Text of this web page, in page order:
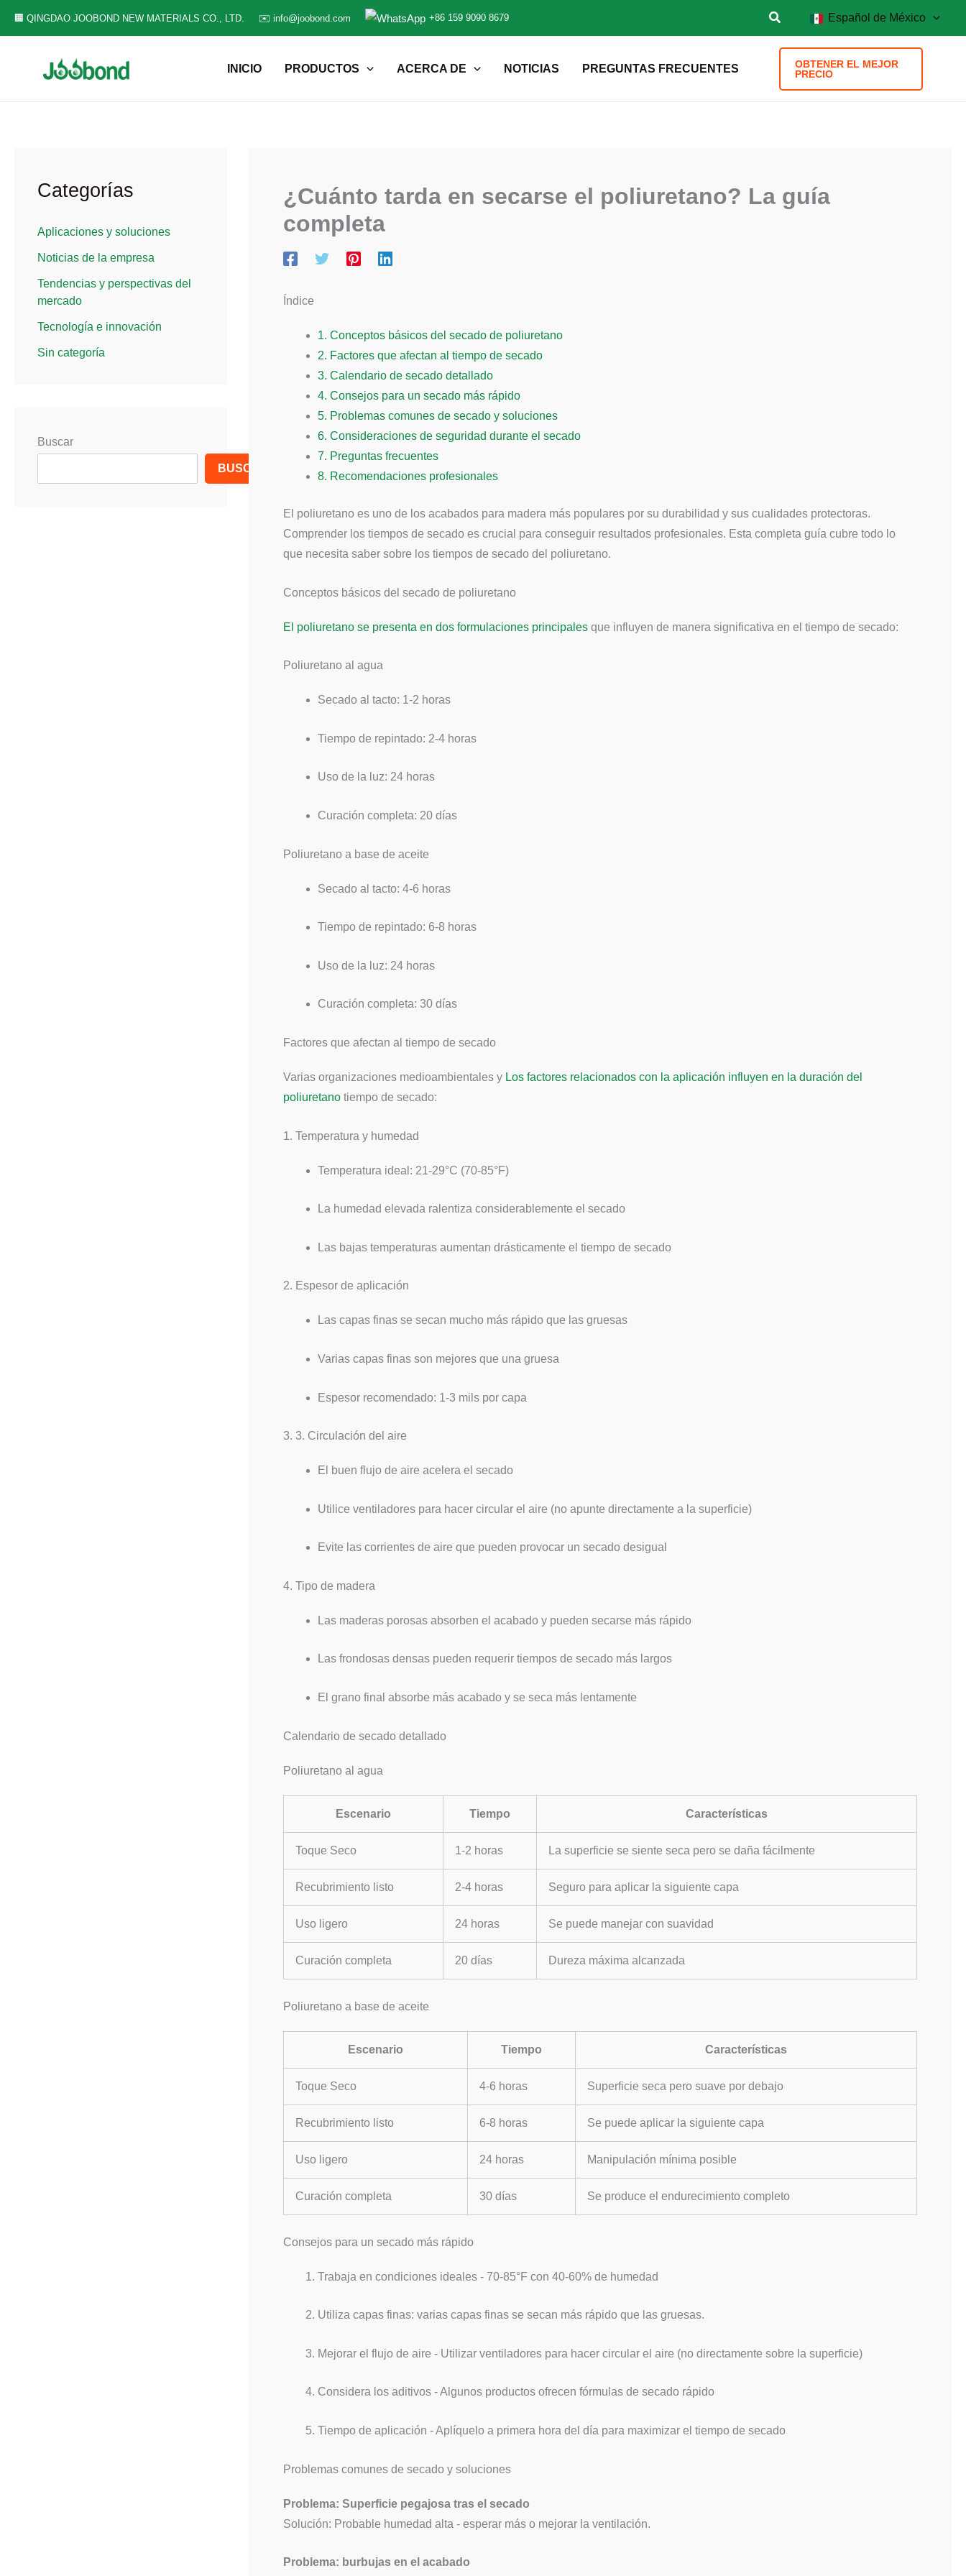
🏢 QINGDAO JOOBOND NEW MATERIALS CO., LTD. ✉️ info@joobond.com +86 159 9090 8679 Español de México
INICIO PRODUCTOS ACERCA DE NOTICIAS PREGUNTAS FRECUENTES
OBTENER EL MEJOR
PRECIO
Categorías
Aplicaciones y soluciones
Noticias de la empresa
Tendencias y perspectivas del
mercado
Tecnología e innovación
Sin categoría
Buscar
BUSCAR
¿Cuánto tarda en secarse el poliuretano? La guía
completa
Índice
1. Conceptos básicos del secado de poliuretano
2. Factores que afectan al tiempo de secado
3. Calendario de secado detallado
4. Consejos para un secado más rápido
5. Problemas comunes de secado y soluciones
6. Consideraciones de seguridad durante el secado
7. Preguntas frecuentes
8. Recomendaciones profesionales
El poliuretano es uno de los acabados para madera más populares por su durabilidad y sus cualidades protectoras.
Comprender los tiempos de secado es crucial para conseguir resultados profesionales. Esta completa guía cubre todo lo
que necesita saber sobre los tiempos de secado del poliuretano.
Conceptos básicos del secado de poliuretano
El poliuretano se presenta en dos formulaciones principales que influyen de manera significativa en el tiempo de secado:
Poliuretano al agua
Secado al tacto: 1-2 horas
Tiempo de repintado: 2-4 horas
Uso de la luz: 24 horas
Curación completa: 20 días
Poliuretano a base de aceite
Secado al tacto: 4-6 horas
Tiempo de repintado: 6-8 horas
Uso de la luz: 24 horas
Curación completa: 30 días
Factores que afectan al tiempo de secado
Varias organizaciones medioambientales y Los factores relacionados con la aplicación influyen en la duración del
poliuretano tiempo de secado:
1. Temperatura y humedad
Temperatura ideal: 21-29°C (70-85°F)
La humedad elevada ralentiza considerablemente el secado
Las bajas temperaturas aumentan drásticamente el tiempo de secado
2. Espesor de aplicación
Las capas finas se secan mucho más rápido que las gruesas
Varias capas finas son mejores que una gruesa
Espesor recomendado: 1-3 mils por capa
3. 3. Circulación del aire
El buen flujo de aire acelera el secado
Utilice ventiladores para hacer circular el aire (no apunte directamente a la superficie)
Evite las corrientes de aire que pueden provocar un secado desigual
4. Tipo de madera
Las maderas porosas absorben el acabado y pueden secarse más rápido
Las frondosas densas pueden requerir tiempos de secado más largos
El grano final absorbe más acabado y se seca más lentamente
Calendario de secado detallado
Poliuretano al agua
Escenario Tiempo Características
Toque Seco 1-2 horas La superficie se siente seca pero se daña fácilmente
Recubrimiento listo 2-4 horas Seguro para aplicar la siguiente capa
Uso ligero 24 horas Se puede manejar con suavidad
Curación completa 20 días Dureza máxima alcanzada
Poliuretano a base de aceite
Escenario Tiempo Características
Toque Seco 4-6 horas Superficie seca pero suave por debajo
Recubrimiento listo 6-8 horas Se puede aplicar la siguiente capa
Uso ligero 24 horas Manipulación mínima posible
Curación completa 30 días Se produce el endurecimiento completo
Consejos para un secado más rápido
Trabaja en condiciones ideales - 70-85°F con 40-60% de humedad
Utiliza capas finas: varias capas finas se secan más rápido que las gruesas.
Mejorar el flujo de aire - Utilizar ventiladores para hacer circular el aire (no directamente sobre la superficie)
Considera los aditivos - Algunos productos ofrecen fórmulas de secado rápido
Tiempo de aplicación - Aplíquelo a primera hora del día para maximizar el tiempo de secado
Problemas comunes de secado y soluciones
Problema: Superficie pegajosa tras el secado
Solución: Probable humedad alta - esperar más o mejorar la ventilación.
Problema: burbujas en el acabado